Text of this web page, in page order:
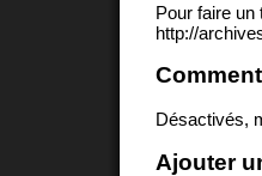
Pour faire
http://
Désactivés,
Ajouter